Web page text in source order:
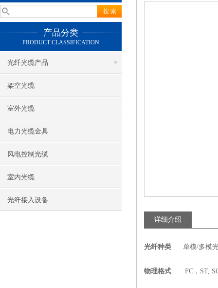
产品分类
PRODUCT CLASSIFICATION
光纤光缆产品
架空光缆
室外光缆
电力光缆金具
风电控制光缆
室内光缆
光纤接入设备
详细介绍
光纤种类 单模/多模光
物理格式 FC，ST,